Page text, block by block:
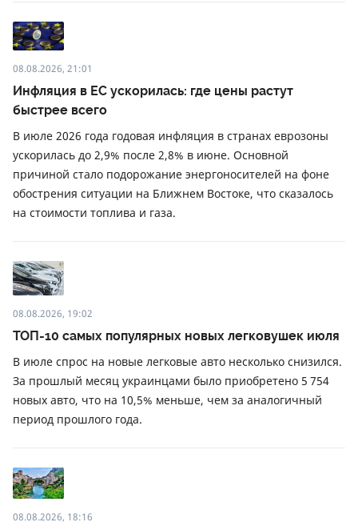
08.08.2026, 21:01
Инфляция в ЕС ускорилась: где цены растут
быстрее всего
В июле 2026 года годовая инфляция в странах еврозоны
ускорилась до 2,9% после 2,8% в июне. Основной
причиной стало подорожание энергоносителей на фоне
обострения ситуации на Ближнем Востоке, что сказалось
на стоимости топлива и газа.
08.08.2026, 19:02
ТОП-10 самых популярных новых легковушек июля
В июле спрос на новые легковые авто несколько снизился.
За прошлый месяц украинцами было приобретено 5 754
новых авто, что на 10,5% меньше, чем за аналогичный
период прошлого года.
08.08.2026, 18:16